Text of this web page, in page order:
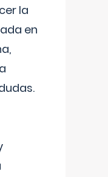
la
en